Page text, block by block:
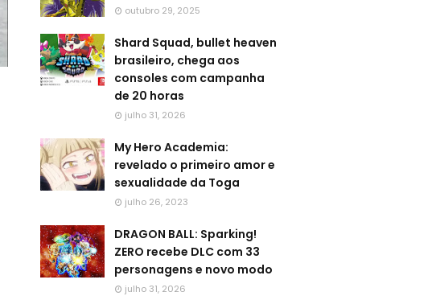
outubro 29, 2025
Shard Squad, bullet heaven
brasileiro, chega aos
consoles com campanha
de 20 horas
julho 31, 2026
My Hero Academia:
revelado o primeiro amor e
sexualidade da Toga
julho 26, 2023
DRAGON BALL: Sparking!
ZERO recebe DLC com 33
personagens e novo modo
julho 31, 2026